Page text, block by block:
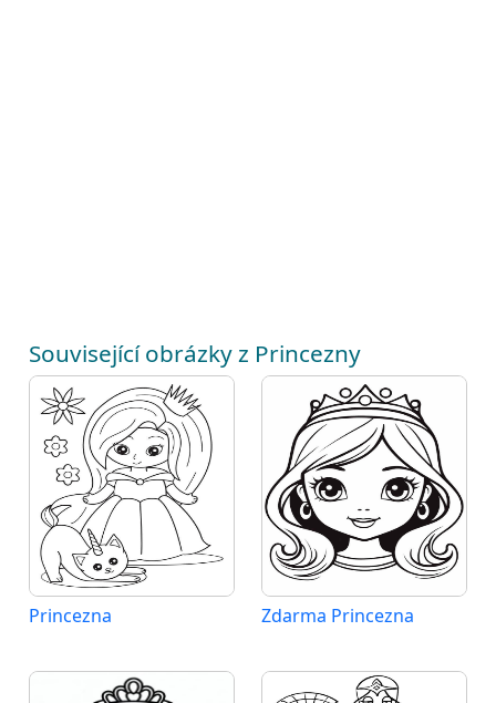
Související obrázky z Princezny
Princezna Zdarma Princezna